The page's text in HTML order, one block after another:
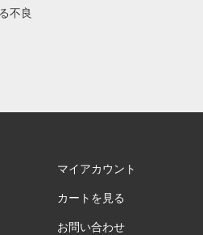
不良
マイアカウント
カートを見る
お問い合わせ